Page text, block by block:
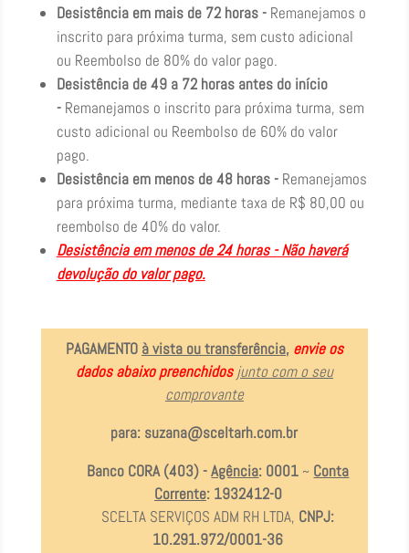
Desistência em mais de 72 horas -Remanejamos o
inscrito para próxima turma, sem custo adicional
ou Reembolso de 80% do valor pago.
Desistência de 49 a 72 horas antes do início
-Remanejamos o inscrito para próxima turma, sem
custo adicional ou Reembolso de 60% do valor
pago.
Desistência em menos de 48 horas -Remanejamos
para próxima turma, mediante taxa de R$ 80,00 ou
reembolso de 40% do valor.
Desistência em menos de 24 horas - Não haverá
devolução do valor pago.
PAGAMENTO à vista ou transferência, envie os
dados abaixo preenchidosjunto com o seu
comprovante
para: suzana@sceltarh.com.br
Banco CORA (403) -Agência: 0001 ~ Conta
Corrente: 1932412-0
SCELTA SERVIÇOS ADM RH LTDA, CNPJ:
10.291.972/0001-36